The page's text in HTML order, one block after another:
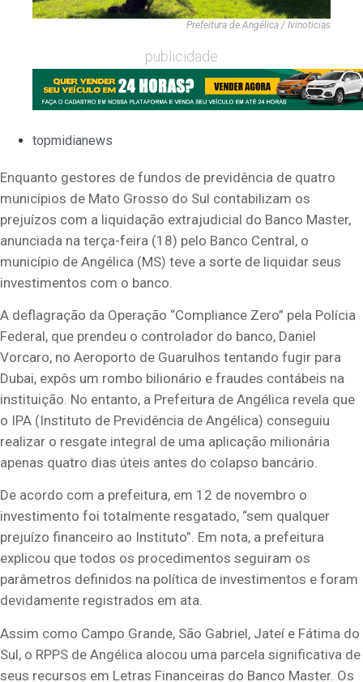
Prefeitura de Angélica / Ivinoticias
publicidade
topmidianews
Enquanto gestores de fundos de previdência de quatro
municípios de Mato Grosso do Sul contabilizam os
prejuízos com a liquidação extrajudicial do Banco Master,
anunciada na terça-feira (18) pelo Banco Central, o
município de Angélica (MS) teve a sorte de liquidar seus
investimentos com o banco.
A deflagração da Operação “Compliance Zero” pela Polícia
Federal, que prendeu o controlador do banco, Daniel
Vorcaro, no Aeroporto de Guarulhos tentando fugir para
Dubai, expôs um rombo bilionário e fraudes contábeis na
instituição. No entanto, a Prefeitura de Angélica revela que
o IPA (Instituto de Previdência de Angélica) conseguiu
realizar o resgate integral de uma aplicação milionária
apenas quatro dias úteis antes do colapso bancário.
De acordo com a prefeitura, em 12 de novembro o
investimento foi totalmente resgatado, “sem qualquer
prejuízo financeiro ao Instituto”. Em nota, a prefeitura
explicou que todos os procedimentos seguiram os
parâmetros definidos na política de investimentos e foram
devidamente registrados em ata.
Assim como Campo Grande, São Gabriel, Jateí e Fátima do
Sul, o RPPS de Angélica alocou uma parcela significativa de
seus recursos em Letras Financeiras do Banco Master. Os